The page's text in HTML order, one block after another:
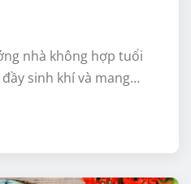
nhà không hợp tuổi
sinh khí và mang…